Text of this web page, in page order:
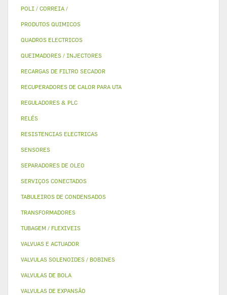
POLI / CORREIA /
PRODUTOS QUIMICOS
QUADROS ELECTRICOS
QUEIMADORES / INJECTORES
RECARGAS DE FILTRO SECADOR
RECUPERADORES DE CALOR PARA UTA
REGULADORES & PLC
RELÉS
RESISTENCIAS ELECTRICAS
SENSORES
SEPARADORES DE OLEO
SERVIÇOS CONECTADOS
TABULEIROS DE CONDENSADOS
TRANSFORMADORES
TUBAGEM / FLEXIVEIS
VALVUAS E ACTUADOR
VALVULAS SOLENOIDES / BOBINES
VALVULAS DE BOLA
VALVULAS DE EXPANSÃO